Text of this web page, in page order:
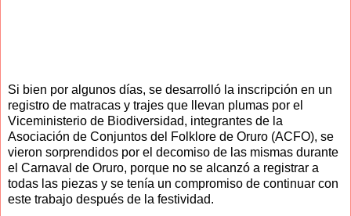
Si bien por algunos días, se desarrolló la inscripción en un
registro de matracas y trajes que llevan plumas por el
Viceministerio de Biodiversidad, integrantes de la
Asociación de Conjuntos del Folklore de Oruro (ACFO), se
vieron sorprendidos por el decomiso de las mismas durante
el Carnaval de Oruro, porque no se alcanzó a registrar a
todas las piezas y se tenía un compromiso de continuar con
este trabajo después de la festividad.